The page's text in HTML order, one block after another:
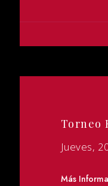
Torneo
Jueves,
Más